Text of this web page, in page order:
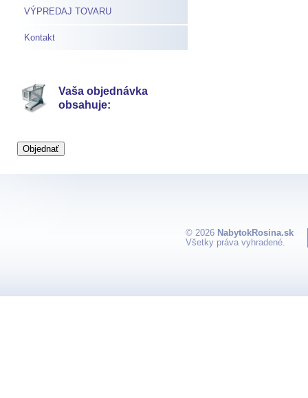
VÝPREDAJ TOVARU
Kontakt
Vaša objednávka
obsahuje:
© 2026 NabytokRosina.sk
Všetky práva vyhradené.